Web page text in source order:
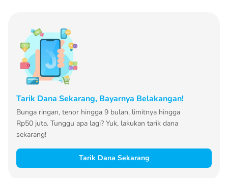
Tarik Dana Sekarang, Bayarnya Belakangan!
Bunga ringan, tenor hingga 9 bulan, limitnya hingga
Rp50 juta. Tunggu apa lagi? Yuk, lakukan tarik dana
sekarang!
Tarik Dana Sekarang